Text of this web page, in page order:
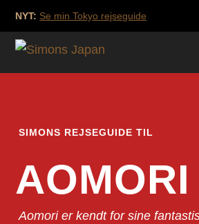
NYT: Se min Tokyo rejseguide
SIMONS REJSEGUIDE TIL
AOMORI
Aomori er kendt for sine